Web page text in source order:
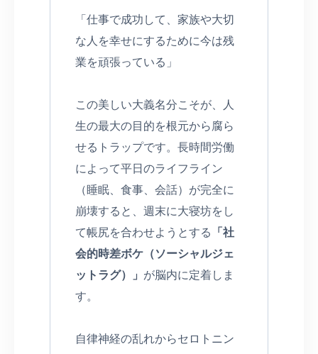
「仕事で成功して、家族や大切
な人を幸せにするために今は残
業を頑張っている」
この美しい大義名分こそが、人
生の最大の目的を根元から腐ら
せるトラップです。長時間労働
によって平日のライフライン
（睡眠、食事、会話）が完全に
崩壊すると、週末に大寝坊をし
て帳尻を合わせようとする 「社
会的時差ボケ（ソーシャルジェ
ットラグ）」 が脳内に定着しま
す。
自律神経の乱れからセロトニン